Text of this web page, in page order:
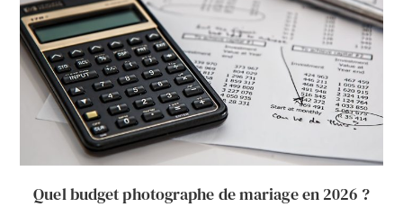
Quel budget photographe de mariage en 2026 ?